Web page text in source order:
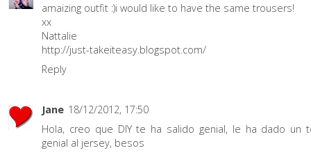
amaizing outfit :)i would like to have the same trousers!
xx
Nattalie
http://just-takeiteasy.blogspot.com/
Reply
Jane 18/12/2012, 17:50
Hola, creo que DIY te ha salido genial, le ha dado un
genial al jersey, besos